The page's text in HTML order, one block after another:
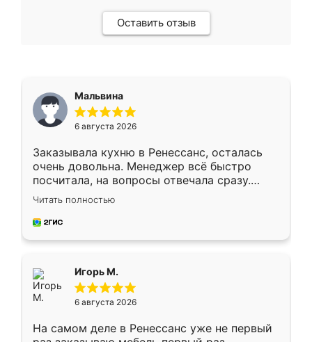
Оставить отзыв
Мальвина
6 августа 2026
Заказывала кухню в Ренессанс, осталась
очень довольна. Менеджер всё быстро
посчитала, на вопросы отвечала сразу.
Замерщик приехал в субботу, подошёл к
делу со всей ответственностью. Собрали
за день, ребята работали аккуратно, даже
Читать полностью
Игорь М.
6 августа 2026
На самом деле в Ренессанс уже не первый